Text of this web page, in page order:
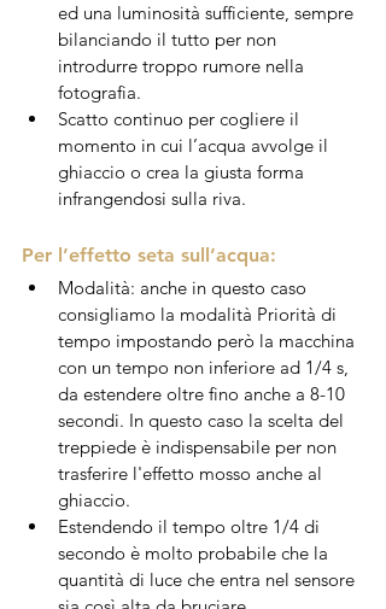
ed una luminosità sufficiente, sempre
bilanciando il tutto per non
introdurre troppo rumore nella
fotografia.
Scatto continuo per cogliere il
momento in cui l’acqua avvolge il
ghiaccio o crea la giusta forma
infrangendosi sulla riva.
Per l’effetto seta sull’acqua:
Modalità: anche in questo caso
consigliamo la modalità Priorità di
tempo impostando però la macchina
con un tempo non inferiore ad 1/4 s,
da estendere oltre fino anche a 8-10
secondi. In questo caso la scelta del
treppiede è indispensabile per non
trasferire l'effetto mosso anche al
ghiaccio.
Estendendo il tempo oltre 1/4 di
secondo è molto probabile che la
quantità di luce che entra nel sensore